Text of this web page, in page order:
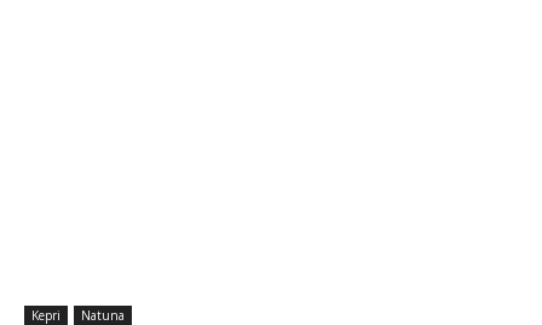
Kepri Natuna